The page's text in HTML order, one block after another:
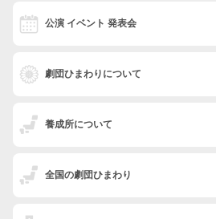
公演 イベント 発表会
劇団ひまわりについて
養成所について
全国の劇団ひまわり